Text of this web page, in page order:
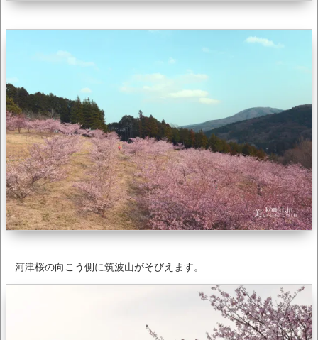
河津桜の向こう側に筑波山がそびえます。